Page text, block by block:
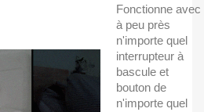
Fonctionne avec
à peu près
n'importe quel
interrupteur à
bascule et
bouton de
n'importe quel